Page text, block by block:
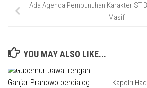
Ada Agenda Pembunuhan Karakter ST
Masif
YOU MAY ALSO LIKE...
Kapolri